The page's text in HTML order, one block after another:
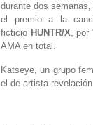
durante dos
el premio a la
ficticio HUNTR/X, por
AMA en total.
Katseye, un grupo
el ⁠de artista